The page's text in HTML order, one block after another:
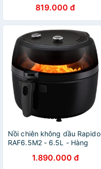
819.000 đ
Nồi chiên không dầu Rapido
RAF6.5M2 - 6.5L - Hàng
1.890.000 đ